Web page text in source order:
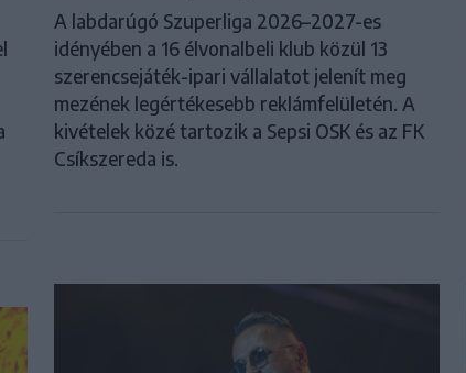
A labdarúgó Szuperliga 2026–2027-es
idényében a 16 élvonalbeli klub közül 13
szerencsejáték-ipari vállalatot jelenít meg
mezének legértékesebb reklámfelületén. A
kivételek közé tartozik a Sepsi OSK és az FK
Csíkszereda is.